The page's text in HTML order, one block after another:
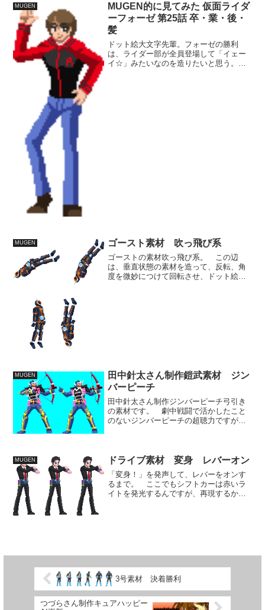
MUGEN
MUGEN的に見てみた 仮面ライダ
ーフォーゼ 第25話 卒・業・後・
髪
ドット絵大文字先輩。フォーゼの勝利
は、ライダー部が全員登場して「イェー
イ☆」みたいなのを造りたいと思う。 3
MUGEN ゴースト素材 吹っ飛び系
ゴーストの素材吹っ飛び系。 この辺
は、垂直状態の素材を造って、反転、角
度を微妙につけて回転させ、ドット絵を
MUGEN
田中針太さん制作鎧武素材 ジン
バーピーチ
田中針太さん制作ジンバーピーチ弓引き
の素材です。 劇中戦闘で活かしたこと
のないジンバーピーチの超聴力ですが、
ションや演出系の充実とと...
MUGEN ドライブ素材 変身 レバーオン
「変身！」を発声して、レバーをオンす
るまで。 ここでもシフトカーは赤いラ
イトを発光するんですが、再現するかは
3号素材 決着勝利
つづらさん制作キュアハッピー